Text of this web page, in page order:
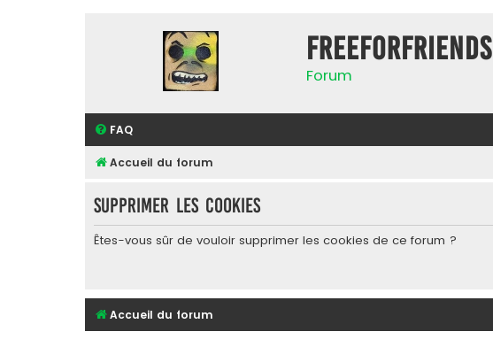
FreeForFriends
Forum
FAQ
Accueil du forum
Supprimer les cookies
Êtes-vous sûr de vouloir supprimer les cookies de ce forum ?
Accueil du forum